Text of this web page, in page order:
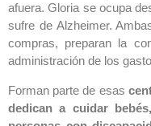
afuera. Gloria se ocupa
sufre de Alzheimer.
compras, preparan la
administración de los
Forman parte de esas
dedican a cuidar